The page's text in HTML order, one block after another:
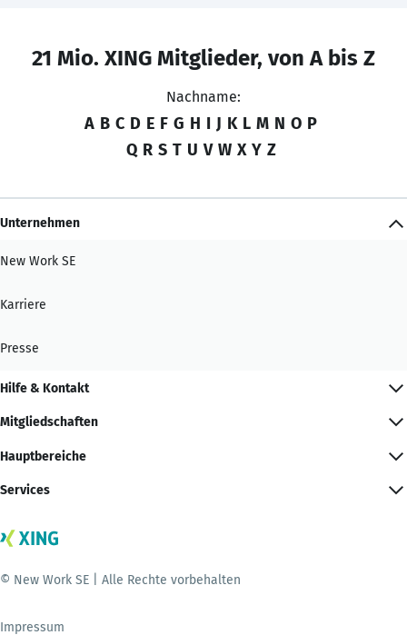
21 Mio. XING Mitglieder, von A bis Z
Nachname:
A B C D E F G H I J K L M N O P
Q R S T U V W X Y Z
Unternehmen
New Work SE
Karriere
Presse
Hilfe & Kontakt
Mitgliedschaften
Hauptbereiche
Services
© New Work SE | Alle Rechte vorbehalten
Impressum